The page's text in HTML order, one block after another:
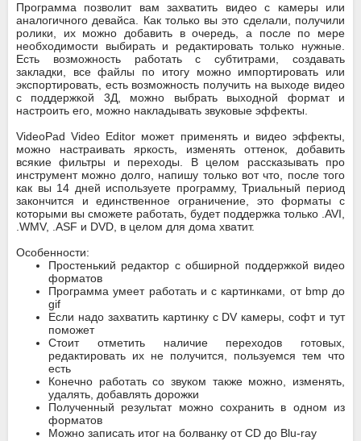
Программа позволит вам захватить видео с камеры или
аналогичного девайса. Как только вы это сделали, получили
ролики, их можно добавить в очередь, а после по мере
необходимости выбирать и редактировать только нужные.
Есть возможность работать с субтитрами, создавать
закладки, все файлы по итогу можно импортировать или
экспортировать, есть возможность получить на выходе видео
с поддержкой 3Д, можно выбрать выходной формат и
настроить его, можно накладывать звуковые эффекты.
VideoPad Video Editor может применять и видео эффекты,
можно настраивать яркость, изменять оттенок, добавить
всякие фильтры и переходы. В целом рассказывать про
инструмент можно долго, напишу только вот что, после того
как вы 14 дней используете программу, Триальный период
закончится и единственное ограничение, это форматы с
которыми вы сможете работать, будет поддержка только .AVI,
.WMV, .ASF и DVD, в целом для дома хватит.
Особенности:
Простенький редактор с обширной поддержкой видео
форматов
Программа умеет работать и с картинками, от bmp до
gif
Если надо захватить картинку с DV камеры, софт и тут
поможет
Стоит отметить наличие переходов готовых,
редактировать их не получится, пользуемся тем что
есть
Конечно работать со звуком также можно, изменять,
удалять, добавлять дорожки
Полученный результат можно сохранить в одном из
форматов
Можно записать итог на болванку от CD до Blu-ray